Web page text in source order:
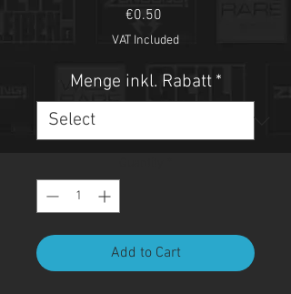
€0.50Price
VAT Included
Menge inkl. Rabatt *
Add to Cart